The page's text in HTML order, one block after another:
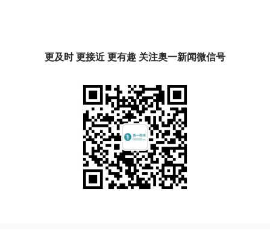
更及时 更接近 更有趣 关注奥一新闻微信号